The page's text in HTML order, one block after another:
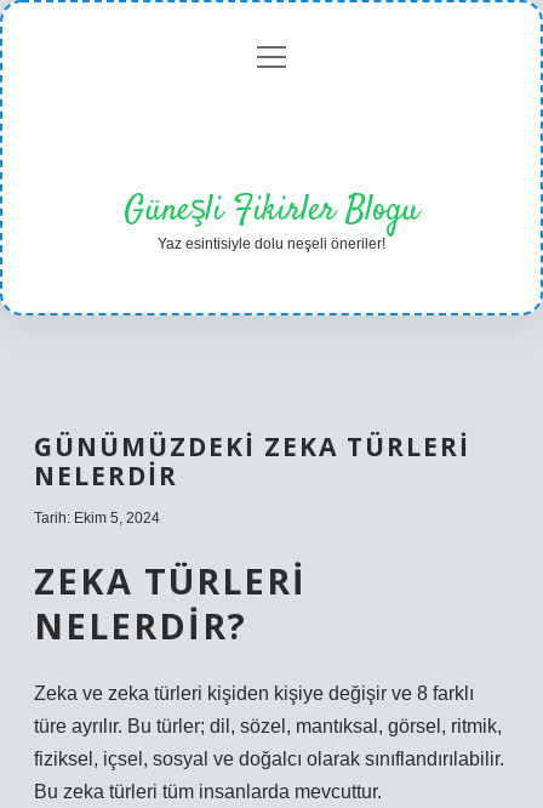
Gizlilikmenüyü
Güneşli Fikirler Blogu
Yaz esintisiyle dolu neşeli öneriler!
GÜNÜMÜZDEKI ZEKA TÜRLERI
NELERDIR
Tarih: Ekim 5, 2024
ZEKA TÜRLERI
NELERDIR?
Zeka ve zeka türleri kişiden kişiye değişir ve 8 farklı
türe ayrılır. Bu türler; dil, sözel, mantıksal, görsel, ritmik,
fiziksel, içsel, sosyal ve doğalcı olarak sınıflandırılabilir.
Bu zeka türleri tüm insanlarda mevcuttur.